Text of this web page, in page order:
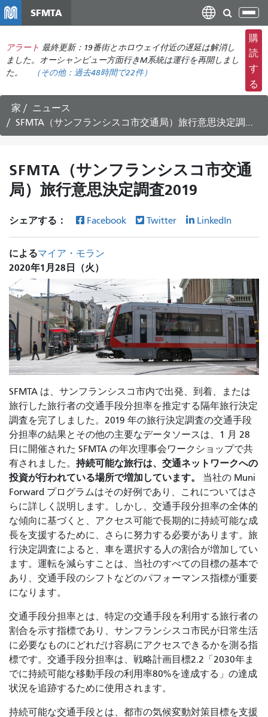
コ
ン
テ
ン
に
移
SFMTA
ナ
ビ
ゲ
ー
シ
ョ
の
切
替
え
アラート 最終更新：19番街とホロウェイ付近の遅延は解消し
ました。オーシャンビュー方面行きM系統は運行を再開しまし
た。
（その他： 過去48時間で22件）
購
読
す
る
家
ニュース
SFMTA（サンフランシスコ市交通局）旅行意思決定調査2019
SFMTA（サンフランシスコ市交通
局）旅行意思決定調査2019
シェアする： Facebook Twitter LinkedIn
によるマイア・モラン
2020年1月28日（火）
SFMTA は、サンフランシスコ市内で出発、到着、または
旅行した旅行者の交通手段分担率を推定する隔年旅行決定
調査を完了しました。2019 年の旅行決定調査の交通手段
分担率の結果とその他の主要なデータソースは、1 月 28
日に開催された SFMTA の年次理事会ワークショップで共
有されました。 持続可能な旅行は、交通ネットワークへの
投資が行われている場所で増加しています。
当社の Muni
Forward プログラムはその好例であり、これについてはさ
らに詳しく説明します。しかし、交通手段分担率の全体的
な傾向に基づくと、アクセス可能で長期的に持続可能な成
長を支援するために、さらに努力する必要があります。 旅
行決定調査によると、車を選択する人の割合が増加してい
ます。運転を減らすことは、当社のすべての目標の基本で
あり、交通手段のシフトなどのパフォーマンス指標が重要
になります。
交通手段分担率とは、特定の交通手段を利用する旅行者の
割合を示す指標であり、サンフランシスコ市民が日常生活
に必要なものにどれだけ容易にアクセスできるかを測る指
標です。交通手段分担率は、戦略計画目標2.2「2030年ま
でに持続可能な移動手段の利用率80%を達成する」の達成
状況を追跡するために使用されます。
持続可能な交通手段とは、都市の気候変動対策目標を支援